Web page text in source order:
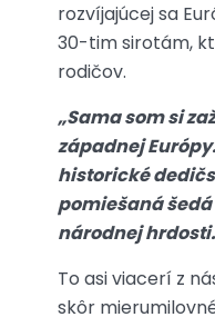
rozvíjajúcej sa
30-tim sirotám,
rodičov.
„Sama som si
západnej
historické
pomiešaná
národnej
To asi viacerí z
skôr